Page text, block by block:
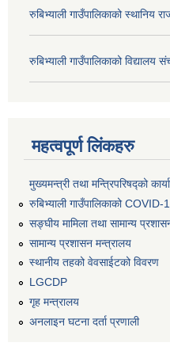
रुबिभ्याली गाउँपालिकाको स्थानिय
रुबिभ्याली गाउँपालिकाको विद्यालय
महत्वपूर्ण लिंकहरु
मुख्यमन्त्री तथा मन्त्रिपरिषद्को
रुबिभ्याली गाउँपालिकाको
सङ्‍घीय मामिला तथा सामान्य
सामान्य प्रशासन मन्त्रालय
स्थानीय तहको वेवसाईटको विवरण
LGCDP
गृह मन्त्रालय
अनलाइन घटना दर्ता प्रणाली